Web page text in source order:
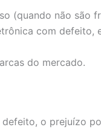
(quando não são
com defeito,
do mercado.
o prejuízo